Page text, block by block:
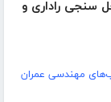
سنجی راداری و
مهندسی عمران